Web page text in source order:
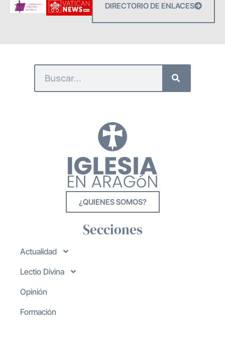
DIRECTORIO DE ENLACES
¿QUIENES SOMOS?
Secciones
Actualidad
Lectio Divina
Opinión
Formación